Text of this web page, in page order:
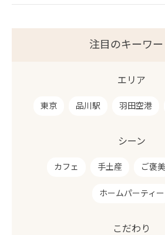
注目のキーワー
エリア
東京 品川駅 羽田空港
シーン
カフェ 手土産 ご褒美
ホームパーティー
こだわり